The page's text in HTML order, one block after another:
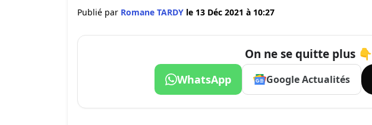
Publié par Romane TARDY le 13 Déc 2021 à 10:27
On ne se quitte plus 👇
WhatsApp Google Actualités